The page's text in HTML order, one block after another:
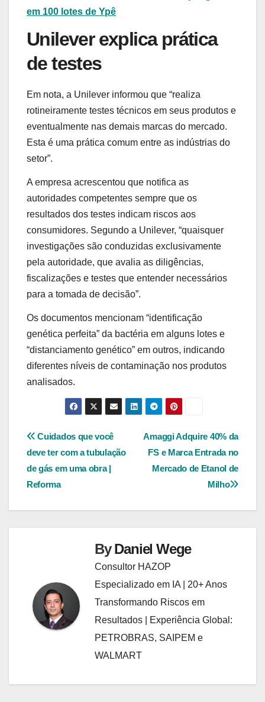
em 100 lotes de Ypê
Unilever explica prática
de testes
Em nota, a Unilever informou que “realiza
rotineiramente testes técnicos em seus produtos e
eventualmente nas demais marcas do mercado.
Esta é uma prática comum entre as indústrias do
setor”.
A empresa acrescentou que notifica as
autoridades competentes sempre que os
resultados dos testes indicam riscos aos
consumidores. Segundo a Unilever, “quaisquer
investigações são conduzidas exclusivamente
pela autoridade, que avalia as diligências,
fiscalizações e testes que entender necessários
para a tomada de decisão”.
Os documentos mencionam “identificação
genética perfeita” da bactéria em alguns lotes e
“distanciamento genético” em outros, indicando
diferentes níveis de contaminação nos produtos
analisados.
Navegação
de
Post
Amaggi Adquire 40% da
FS e Marca Entrada no
Mercado de Etanol de
Milho
Cuidados que você
deve ter com a tubulação
de gás em uma obra |
Reforma
ByDaniel Wege
Consultor HAZOP
Especializado em IA | 20+ Anos
Transformando Riscos em
Resultados | Experiência Global:
PETROBRAS, SAIPEM e
WALMART